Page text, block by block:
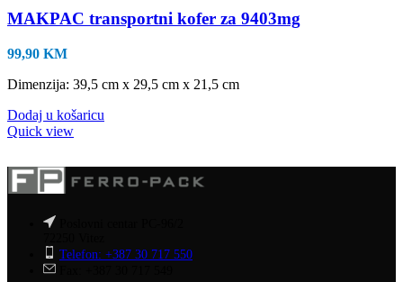
MAKPAC transportni kofer za 9403mg
99,90 KM
Dimenzija: 39,5 cm x 29,5 cm x 21,5 cm
Dodaj u košaricu
Quick view
Telefon: +387 30 717 550